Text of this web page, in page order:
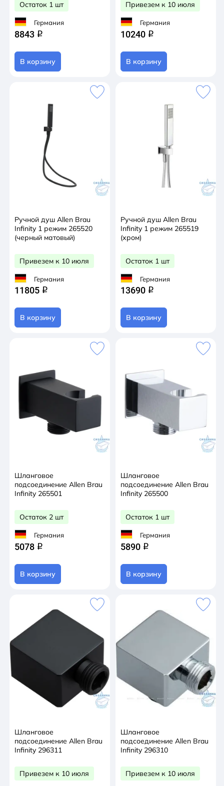
Остаток 1 шт
Германия
8843 q
В корзину
Привезем к 10 июля
Германия
10240 q
В корзину
Ручной душ Allen Brau
Infinity 1 режим 265520
(черный матовый)
Привезем к 10 июля
Германия
11805 q
В корзину
Ручной душ Allen Brau
Infinity 1 режим 265519
(хром)
Остаток 1 шт
Германия
13690 q
В корзину
Шланговое
подсоединение Allen Brau
Infinity 265501
Остаток 2 шт
Германия
5078 q
В корзину
Шланговое
подсоединение Allen Brau
Infinity 265500
Остаток 1 шт
Германия
5890 q
В корзину
Шланговое
подсоединение Allen Brau
Infinity 296311
Привезем к 10 июля
Шланговое
подсоединение Allen Brau
Infinity 296310
Привезем к 10 июля